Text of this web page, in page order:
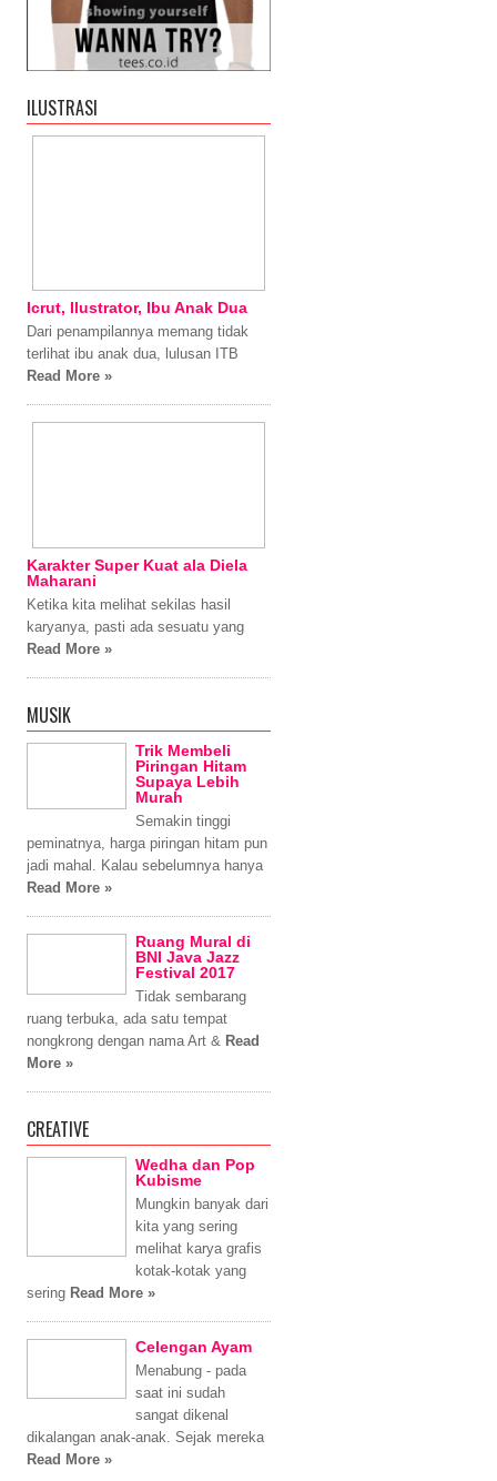
ILUSTRASI
Icrut, Ilustrator, Ibu Anak Dua
Dari penampilannya memang tidak
terlihat ibu anak dua, lulusan ITB
Read More »
Karakter Super Kuat ala Diela
Maharani
Ketika kita melihat sekilas hasil
karyanya, pasti ada sesuatu yang
Read More »
MUSIK
Trik Membeli
Piringan Hitam
Supaya Lebih
Murah
Semakin tinggi
peminatnya, harga piringan hitam pun
jadi mahal. Kalau sebelumnya hanya
Read More »
Ruang Mural di
BNI Java Jazz
Festival 2017
Tidak sembarang
ruang terbuka, ada satu tempat
nongkrong dengan nama Art & Read
More »
CREATIVE
Wedha dan Pop
Kubisme
Mungkin banyak dari
kita yang sering
melihat karya grafis
kotak-kotak yang
sering Read More »
Celengan Ayam
Menabung - pada
saat ini sudah
sangat dikenal
dikalangan anak-anak. Sejak mereka
Read More »